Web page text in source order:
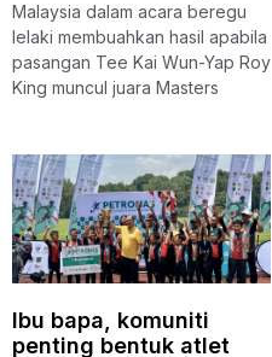
Malaysia dalam acara beregu
lelaki membuahkan hasil apabila
pasangan Tee Kai Wun-Yap Roy
King muncul juara Masters
Ibu bapa, komuniti
penting bentuk atlet